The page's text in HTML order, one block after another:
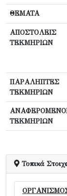
ΘΕΜΑΤΑ
ΑΠΟΣΤΟΛΕΙΣ
ΤΕΚΜΗΡΙΩΝ
ΠΑΡΑΛΗΠΤΕΣ
ΤΕΚΜΗΡΙΩΝ
ΤΕΚΜΗΡΙΩΝ
Τοπικά